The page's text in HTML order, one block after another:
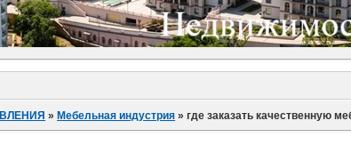
»Мебельная индустрия »где заказать качественную